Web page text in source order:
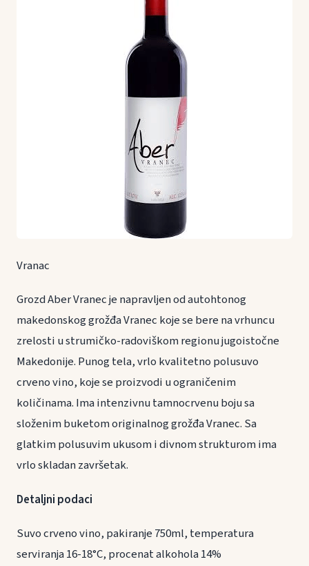
Vranac
Grozd Aber Vranec je napravljen od autohtonog
makedonskog grožđa Vranec koje se bere na vrhuncu
zrelosti u strumičko-radoviškom regionu jugoistočne
Makedonije. Punog tela, vrlo kvalitetno polusuvo
crveno vino, koje se proizvodi u ograničenim
količinama. Ima intenzivnu tamnocrvenu boju sa
složenim buketom originalnog grožđa Vranec. Sa
glatkim polusuvim ukusom i divnom strukturom ima
vrlo skladan završetak.
Detaljni podaci
Suvo crveno vino, pakiranje 750ml, temperatura
serviranja 16-18°C, procenat alkohola 14%